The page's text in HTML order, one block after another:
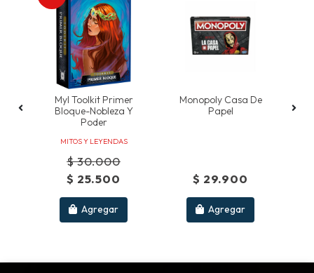
Myl Toolkit Primer
Bloque-Nobleza Y
Poder
MITOS Y LEYENDAS
$ 30.000
$ 25.500
Agregar
Monopoly Casa De
Papel
$ 29.900
Agregar